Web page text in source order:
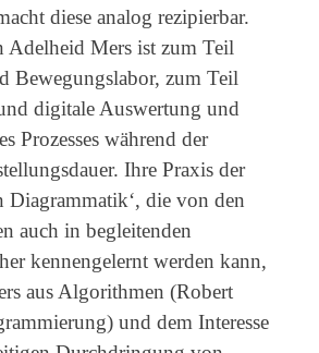
diese analog rezipierbar.
Adelheid Mers ist zum Teil
Bewegungslabor, zum Teil
digitale Auswertung und
Prozesses während der
Ihre Praxis der
Diagrammatik‘, die von den
auch in begleitenden
kennengelernt werden kann,
aus Algorithmen (Robert
und dem Interesse